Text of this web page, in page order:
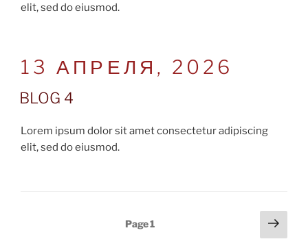
elit, sed do eiusmod.
POSTED
ON
13 АПРЕЛЯ, 2026
BLOG 4
Lorem ipsum dolor sit amet consectetur adipiscing
elit, sed do eiusmod.
Page1
Next
page